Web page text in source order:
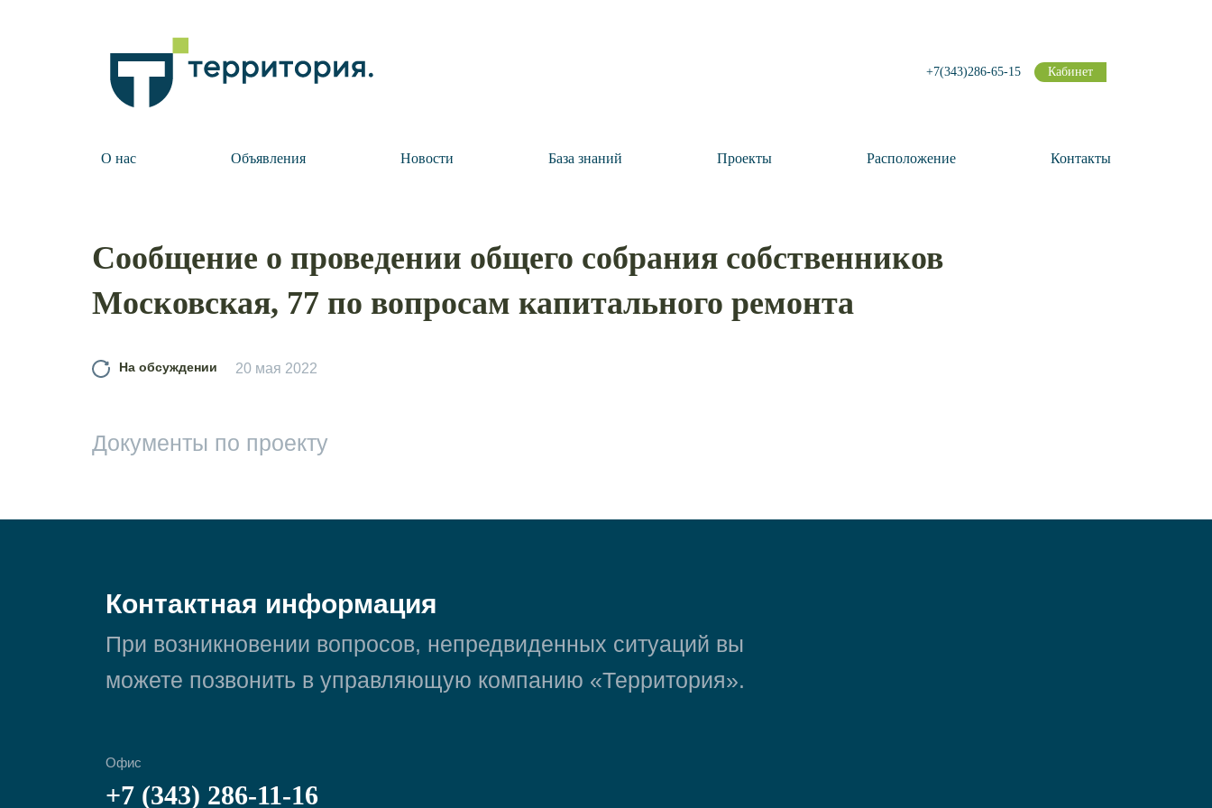
+7(343)286-65-15 Кабинет
О нас Объявления Новости База знаний Проекты Расположение Контакты
Сообщение о проведении общего собрания собственников
Московская, 77 по вопросам капитального ремонта
На обсуждении 20 мая 2022
Документы по проекту
Контактная информация
При возникновении вопросов, непредвиденных ситуаций вы
можете позвонить в управляющую компанию «Территория».
Офис
+7 (343) 286-11-16